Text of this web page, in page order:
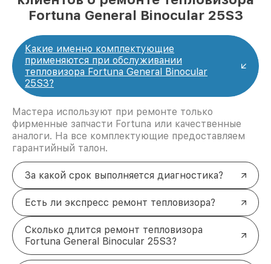
Fortuna General Binocular 25S3
Какие именно комплектующие
применяются при обслуживании
тепловизора Fortuna General Binocular
25S3?
Мастера используют при ремонте только
фирменные запчасти Fortuna или качественные
аналоги. На все комплектующие предоставляем
гарантийный талон.
За какой срок выполняется диагностика?
Есть ли экспресс ремонт тепловизора?
Сколько длится ремонт тепловизора
Fortuna General Binocular 25S3?